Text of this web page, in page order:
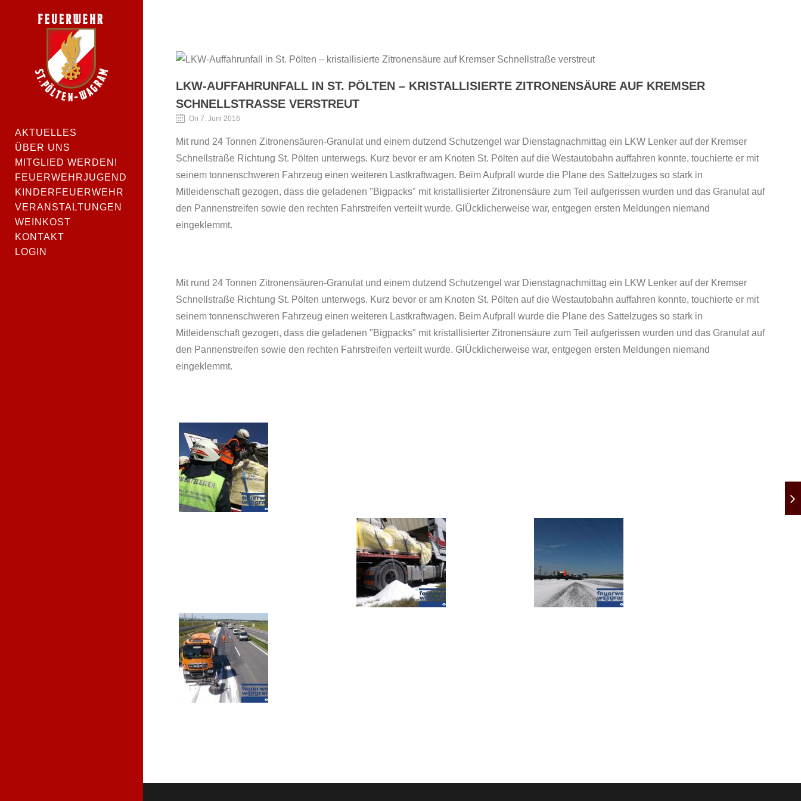
AKTUELLES
ÜBER UNS
MITGLIED WERDEN!
FEUERWEHRJUGEND
KINDERFEUERWEHR
VERANSTALTUNGEN
WEINKOST
KONTAKT
LOGIN
LKW-AUFFAHRUNFALL IN ST. PÖLTEN – KRISTALLISIERTE ZITRONENSÄURE AUF KREMSER
SCHNELLSTRASSE VERSTREUT
On 7. Juni 2016
Mit rund 24 Tonnen Zitronensäuren-Granulat und einem dutzend Schutzengel war Dienstagnachmittag ein LKW Lenker auf der Kremser
Schnellstraße Richtung St. Pölten unterwegs. Kurz bevor er am Knoten St. Pölten auf die Westautobahn auffahren konnte, touchierte er mit
seinem tonnenschweren Fahrzeug einen weiteren Lastkraftwagen. Beim Aufprall wurde die Plane des Sattelzuges so stark in
Mitleidenschaft gezogen, dass die geladenen "Bigpacks" mit kristallisierter Zitronensäure zum Teil aufgerissen wurden und das Granulat auf
den Pannenstreifen sowie den rechten Fahrstreifen verteilt wurde. GlÜcklicherweise war, entgegen ersten Meldungen niemand
eingeklemmt.
Mit rund 24 Tonnen Zitronensäuren-Granulat und einem dutzend Schutzengel war Dienstagnachmittag ein LKW Lenker auf der Kremser
Schnellstraße Richtung St. Pölten unterwegs. Kurz bevor er am Knoten St. Pölten auf die Westautobahn auffahren konnte, touchierte er mit
seinem tonnenschweren Fahrzeug einen weiteren Lastkraftwagen. Beim Aufprall wurde die Plane des Sattelzuges so stark in
Mitleidenschaft gezogen, dass die geladenen "Bigpacks" mit kristallisierter Zitronensäure zum Teil aufgerissen wurden und das Granulat auf
den Pannenstreifen sowie den rechten Fahrstreifen verteilt wurde. GlÜcklicherweise war, entgegen ersten Meldungen niemand
eingeklemmt.